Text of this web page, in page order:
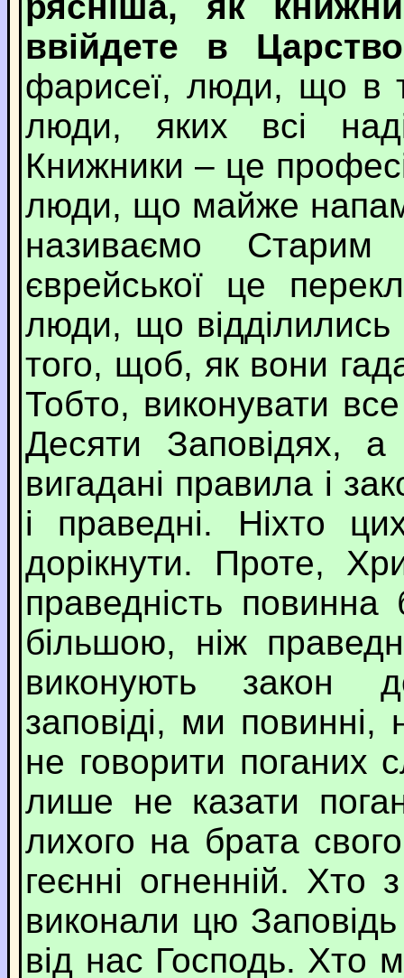
ввійдете в
фарисеї, люди, що в
люди, яких всі
Книжники – це
люди, що майже
називаємо
єврейської це
люди, що відділились
того, щоб, як вони
Тобто, виконувати
Десяти Заповідях, а
вигадані правила і
і праведні. Ніхто
дорікнути. Проте,
праведність
більшою, ніж
виконують закон
заповіді, ми
не говорити поганих
лише не казати
лихого на брата
геєнні огненній.
виконали цю
від нас Господь. Хто